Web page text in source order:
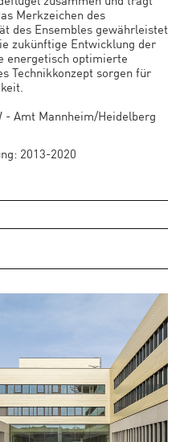
Merkzeichen des
des Ensembles gewährleistet
zukünftige Entwicklung der
energetisch optimierte
Technikkonzept sorgen für
- Amt Mannheim/Heidelberg
2013-2020